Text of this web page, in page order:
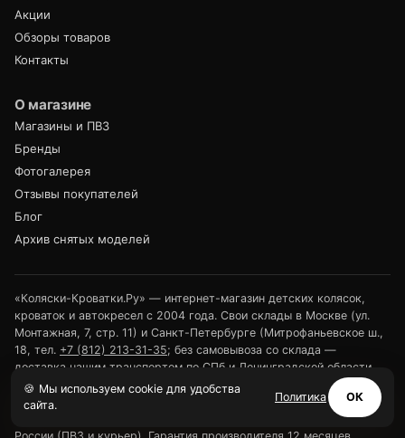
Акции
Обзоры товаров
Контакты
О магазине
Магазины и ПВЗ
Бренды
Фотогалерея
Отзывы покупателей
Блог
Архив снятых моделей
«Коляски-Кроватки.Ру» — интернет-магазин детских колясок,
кроваток и автокресел с 2004 года. Свои склады в Москве (ул.
Монтажная, 7, стр. 11) и Санкт-Петербурге (Митрофаньевское ш.,
18, тел. +7 (812) 213-31-35; без самовывоза со склада —
доставка нашим транспортом по СПб и Ленинградской области
или выдача в ПВЗ). Розничные магазины — в Туле (ул.
Арсенальная, 2а) и Калуге (ул. Дзержинского, 35); своя
курьерская доставка в Костроме и Ярославле; доставка по всей
🍪 Мы используем cookie для удобства
сайта.
Политика ОК